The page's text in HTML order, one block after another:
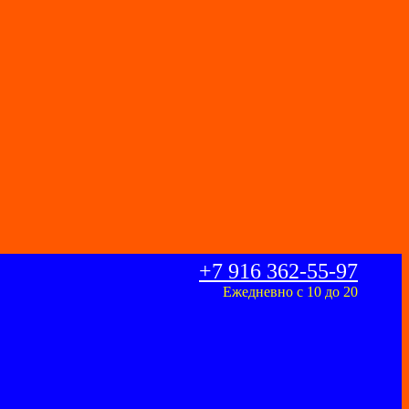
+7 916 362-55-97
Ежедневно с 10 до 20